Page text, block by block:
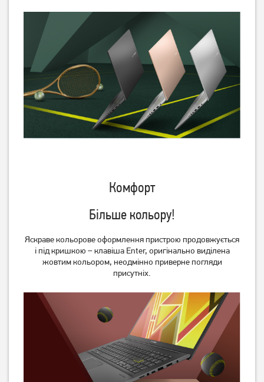
Ноутбук HP 255R G10
(AD1U9ET)
28 999
Ноутбук Asus TUF Gaming
A16 FA607NUG
(FA607NUG-RL117)
55 999
Ноутбук HP Victus 15-
fa2057ns (D14JDEA)
59 999грн
Ноутбук Asus ExpertBook
B1 B1503CVA (B1503CVA-
S73758)
23 499грн
Комфорт
Більше кольору!
Яскраве кольорове оформлення пристрою продовжується
і під кришкою – клавіша Enter, оригінально виділена
жовтим кольором, неодмінно приверне погляди
присутніх.